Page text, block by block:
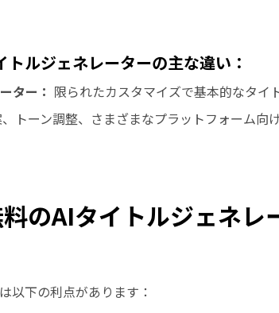
ルジェネレーターの主な違い：
ター： 限られたカスタマイズで基本的なタイ
、トーン調整、さまざまなプラットフォーム向
のAIタイトルジェネレ
以下の利点があります：